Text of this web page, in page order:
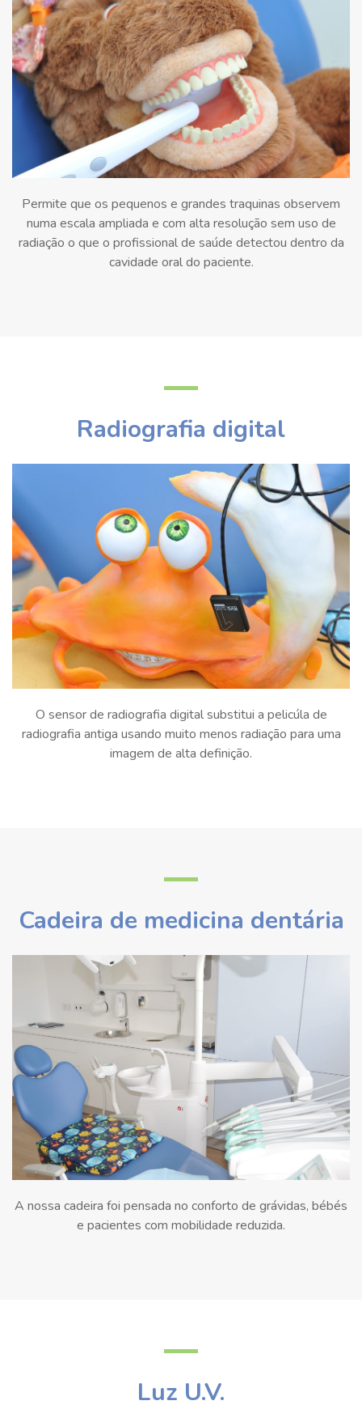
Permite que os pequenos e grandes traquinas observem
numa escala ampliada e com alta resolução sem uso de
radiação o que o profissional de saúde detectou dentro da
cavidade oral do paciente.
Radiografia digital
O sensor de radiografia digital substitui a pelicúla de
radiografia antiga usando muito menos radiação para uma
imagem de alta definição.
Cadeira de medicina dentária
A nossa cadeira foi pensada no conforto de grávidas, bébés
e pacientes com mobilidade reduzida.
Luz U.V.